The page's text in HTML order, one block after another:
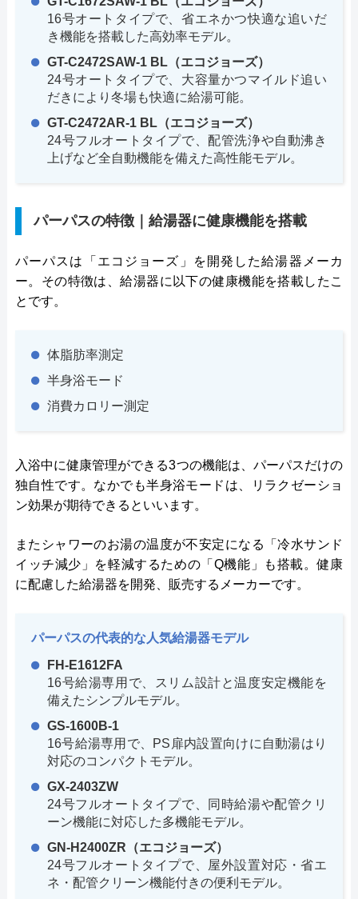
16号オートタイプで、省エネかつ快適な追いだ
き機能を搭載した高効率モデル。
GT-C2472SAW-1 BL（エコジョーズ）
24号オートタイプで、大容量かつマイルド追い
だきにより冬場も快適に給湯可能。
GT-C2472AR-1 BL（エコジョーズ）
24号フルオートタイプで、配管洗浄や自動沸き
上げなど全自動機能を備えた高性能モデル。
パーパスの特徴｜給湯器に健康機能を搭載
パーパスは「エコジョーズ」を開発した給湯器メーカ
ー。その特徴は、給湯器に以下の健康機能を搭載したこ
とです。
体脂肪率測定
半身浴モード
消費カロリー測定
入浴中に健康管理ができる3つの機能は、パーパスだけの
独自性です。なかでも半身浴モードは、リラクゼーショ
ン効果が期待できるといいます。
またシャワーのお湯の温度が不安定になる「冷水サンド
イッチ減少」を軽減するための「Q機能」も搭載。健康
に配慮した給湯器を開発、販売するメーカーです。
パーパスの代表的な人気給湯器モデル
FH-E1612FA
16号給湯専用で、スリム設計と温度安定機能を
備えたシンプルモデル。
GS-1600B-1
16号給湯専用で、PS扉内設置向けに自動湯はり
対応のコンパクトモデル。
GX-2403ZW
24号フルオートタイプで、同時給湯や配管クリ
ーン機能に対応した多機能モデル。
GN-H2400ZR（エコジョーズ）
24号フルオートタイプで、屋外設置対応・省エ
ネ・配管クリーン機能付きの便利モデル。